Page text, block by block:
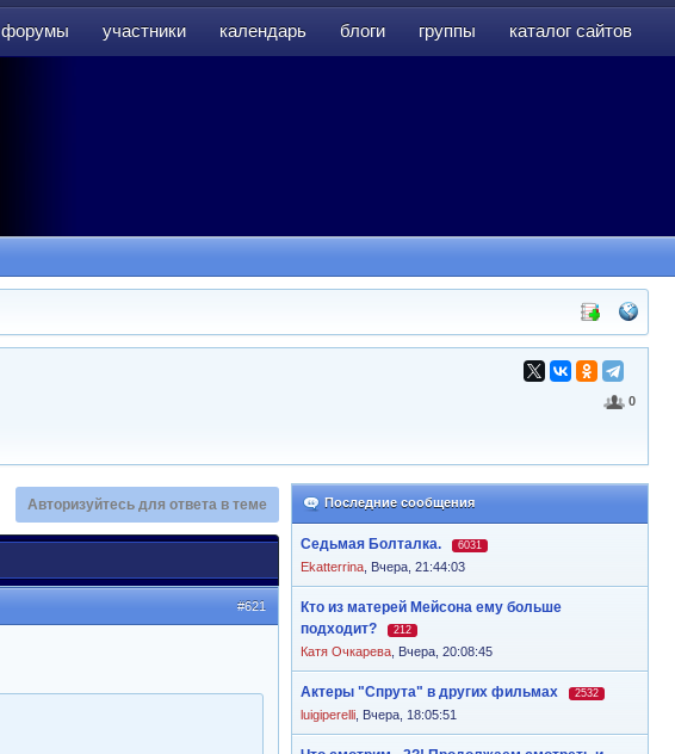
форумы участники календарь блоги группы каталог сайтов
0
Последние сообщения
Седьмая Болталка. 6031
Ekatterrina Вчера, 21:44:03
Кто из матерей Мейсона ему больше
подходит?
212
Катя Очкарева Вчера, 20:08:45
Актеры "Спрута" в других фильмах 2532
luigiperelli Вчера, 18:05:51
Авторизуйтесь для ответа в теме
#621